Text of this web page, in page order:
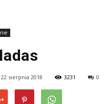
22 sierpnia 2018 3231 0